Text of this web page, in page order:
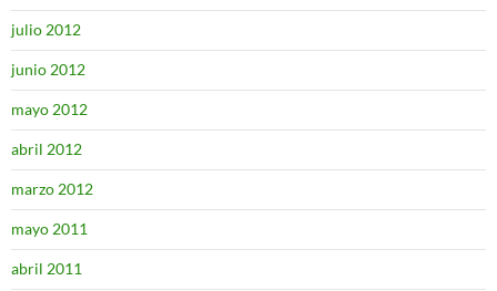
julio 2012
junio 2012
mayo 2012
abril 2012
marzo 2012
mayo 2011
abril 2011